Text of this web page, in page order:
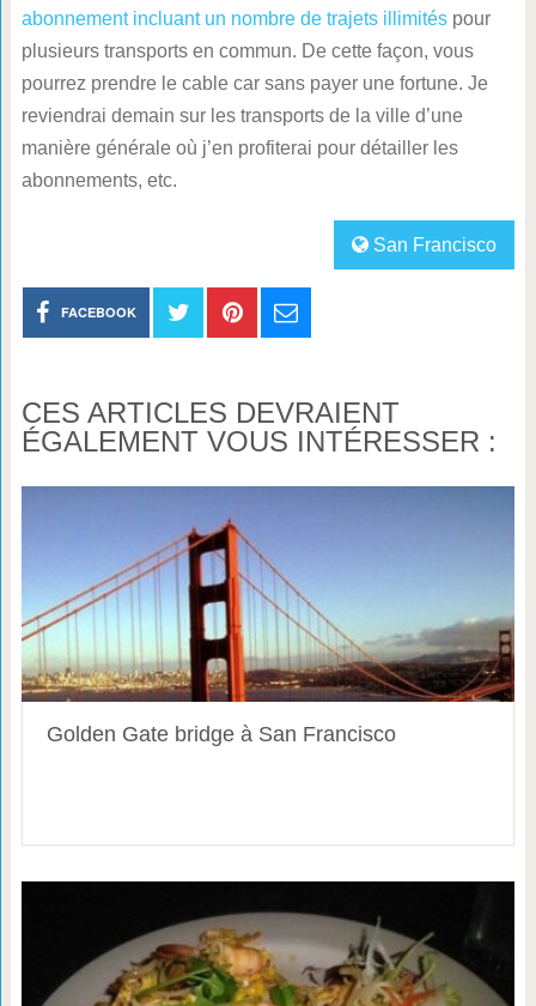
abonnement incluant un nombre de trajets illimitéspour
plusieurs transports en commun. De cette façon, vous
pourrez prendre le cable car sans payer une fortune. Je
reviendrai demain sur les transports de la ville d’une
manière générale où j’en profiterai pour détailler les
abonnements, etc.
San Francisco
FACEBOOK
CES ARTICLES DEVRAIENT
ÉGALEMENT VOUS INTÉRESSER :
Golden Gate bridge à San Francisco